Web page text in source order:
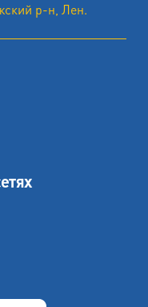
р-н, Лен.